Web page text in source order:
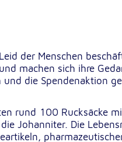
der Menschen
machen sich ihre
die Spendenaktion
rund 100 Rucksäcke
Johanniter. Die